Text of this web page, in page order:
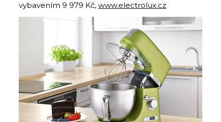
vybavením 9 979 Kč, www.electrolux.cz